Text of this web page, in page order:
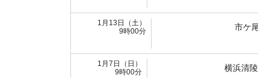
1月13日（土）
9時00分
市ケ
1月7日（日）
9時00分
横浜清